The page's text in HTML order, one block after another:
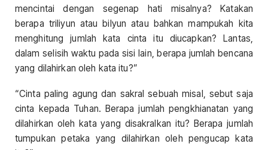
mencintai dengan segenap hati misalnya? Katakan
berapa triliyun atau bilyun atau bahkan mampukah kita
menghitung jumlah kata cinta itu diucapkan? Lantas,
dalam selisih waktu pada sisi lain, berapa jumlah bencana
yang dilahirkan oleh kata itu?”
“Cinta paling agung dan sakral sebuah misal, sebut saja
cinta kepada Tuhan. Berapa jumlah pengkhianatan yang
dilahirkan oleh kata yang disakralkan itu? Berapa jumlah
tumpukan petaka yang dilahirkan oleh pengucap kata